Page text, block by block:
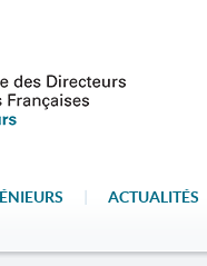
ACTUALITÉS